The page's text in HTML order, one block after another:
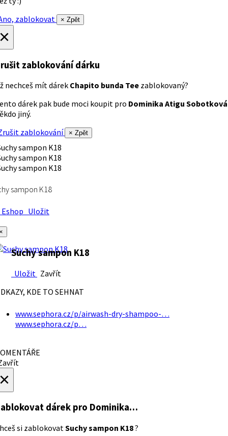
zablokovat
× Zpět
zablokování dárku
nechceš mít dárek Chapito bunda Tee zablokovaný?
dárek pak bude moci koupit pro Dominika Atigu Sobotková
jiný.
zablokování
× Zpět
sampon K18
Uložit
Suchy sampon K18
Uložit Zavřít
KDE TO SEHNAT
www.sephora.cz/p/airwash-dry-shampoo-…
www.sephora.cz/p…
dárek pro Dominika…
si zablokovatSuchy sampon K18?